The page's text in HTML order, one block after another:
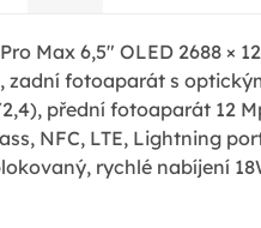
Max 6,5" OLED 2688 ×
zadní fotoaparát s
přední fotoaparát 12
NFC, LTE, Lightning
rychlé nabíjení